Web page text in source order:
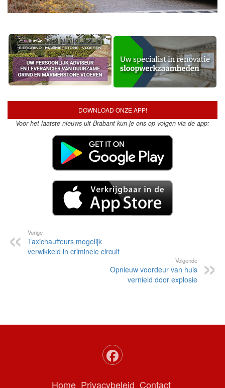
DOWNLOAD ONZE APP!
Voor het laatste nieuws uit Brabant kun je ons op volgen via de app:
Vorige
Taxichauffeurs mogelijk
verwikkeld in criminele circuit
Volgende
Opnieuw voordeur van huis
vernield door explosie
Home Privacybeleid Contact